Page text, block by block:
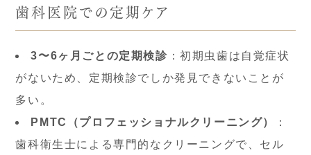
歯科医院での定期ケア
3〜6ヶ月ごとの定期検診 ：初期虫歯は自覚症状
がないため、定期検診でしか発見できないことが
多い。
PMTC（プロフェッショナルクリーニング）
：
歯科衛生士による専門的なクリーニングで、セル